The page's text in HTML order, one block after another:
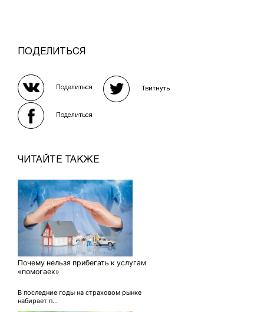
ПОДЕЛИТЬСЯ
Поделиться Твитнуть
Поделиться
ЧИТАЙТЕ ТАКЖЕ
Почему нельзя прибегать к услугам
«помогаек»
В последние годы на страховом рынке
набирает п...